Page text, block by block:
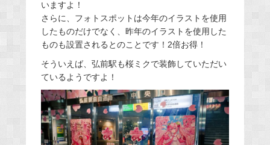
いますよ！
さらに、フォトスポットは今年のイラストを使用
したものだけでなく、昨年のイラストを使用した
ものも設置されるとのことです！2倍お得！
そういえば、弘前駅も桜ミクで装飾していただい
ているようですよ！